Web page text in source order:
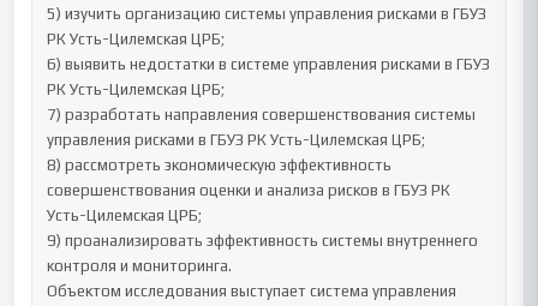
5) изучить организацию системы управления рисками в ГБУЗ
РК Усть-Цилемская ЦРБ;
6) выявить недостатки в системе управления рисками в ГБУЗ
РК Усть-Цилемская ЦРБ;
7) разработать направления совершенствования системы
управления рисками в ГБУЗ РК Усть-Цилемская ЦРБ;
8) рассмотреть экономическую эффективность
совершенствования оценки и анализа рисков в ГБУЗ РК
Усть-Цилемская ЦРБ;
9) проанализировать эффективность системы внутреннего
контроля и мониторинга.
Объектом исследования выступает система управления